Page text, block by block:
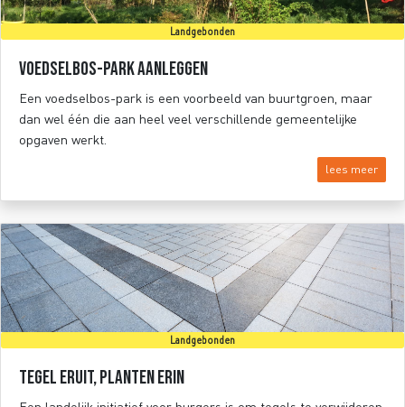
Landgebonden
Voedselbos-park aanleggen
Een voedselbos-park is een voorbeeld van buurtgroen, maar
dan wel één die aan heel veel verschillende gemeentelijke
opgaven werkt.
lees meer
Landgebonden
Tegel eruit, planten erin